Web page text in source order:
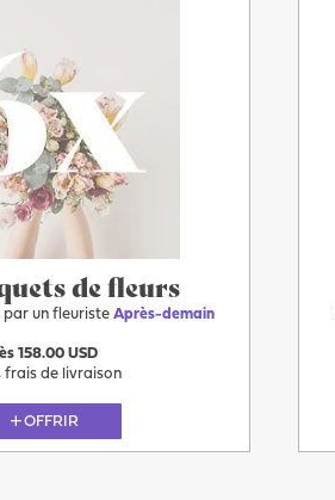
de fleurs
par un fleuristeAprès-demain
158.00 USD
frais de livraison
OFFRIR